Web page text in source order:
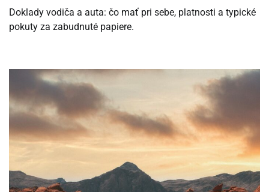
Doklady vodiča a auta: čo mať pri sebe, platnosti a typické
pokuty za zabudnuté papiere.